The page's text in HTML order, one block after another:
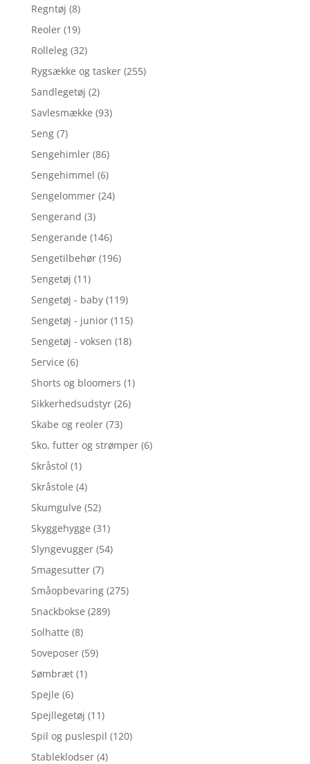
Regntøj (8)
Reoler (19)
Rolleleg (32)
Rygsække og tasker (255)
Sandlegetøj (2)
Savlesmække (93)
Seng (7)
Sengehimler (86)
Sengehimmel (6)
Sengelommer (24)
Sengerand (3)
Sengerande (146)
Sengetilbehør (196)
Sengetøj (11)
Sengetøj - baby (119)
Sengetøj - junior (115)
Sengetøj - voksen (18)
Service (6)
Shorts og bloomers (1)
Sikkerhedsudstyr (26)
Skabe og reoler (73)
Sko, futter og strømper (6)
Skråstol (1)
Skråstole (4)
Skumgulve (52)
Skyggehygge (31)
Slyngevugger (54)
Smagesutter (7)
Småopbevaring (275)
Snackbokse (289)
Solhatte (8)
Soveposer (59)
Sømbræt (1)
Spejle (6)
Spejllegetøj (11)
Spil og puslespil (120)
Stableklodser (4)